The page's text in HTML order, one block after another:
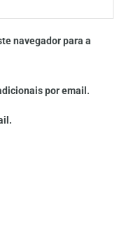
navegador para a
por email.